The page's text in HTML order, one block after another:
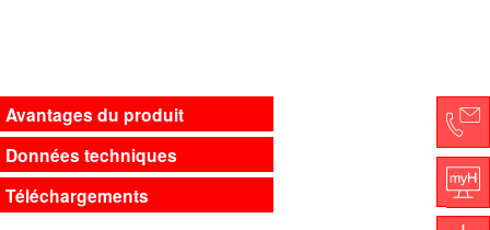
Avantages du produit
Données techniques
Téléchargements